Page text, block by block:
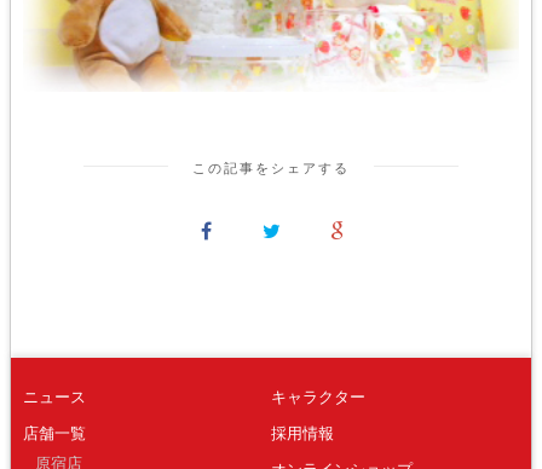
この記事をシェアする
ニュース
店舗一覧
原宿店
キャラクター
採用情報